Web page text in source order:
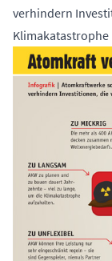
verhindern
Klimakatastrophe